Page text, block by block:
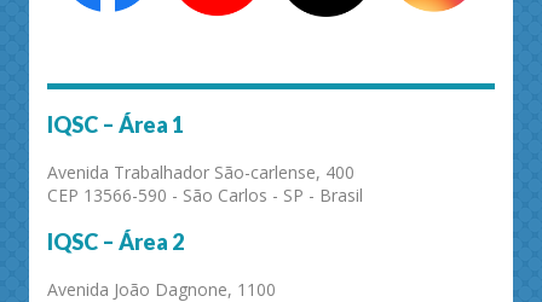
IQSC – Área 1
Avenida Trabalhador São-carlense, 400
CEP 13566-590 - São Carlos - SP - Brasil
IQSC – Área 2
Avenida João Dagnone, 1100